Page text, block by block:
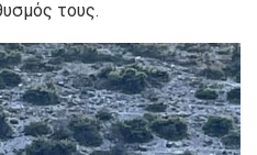
τους.